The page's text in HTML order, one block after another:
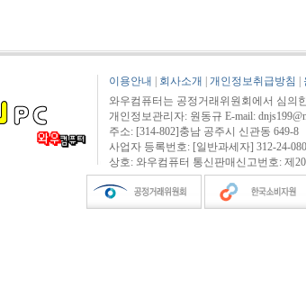
이용안내 회사소개 개인정보취급방침
와우컴퓨터는 공정거래위원회에서 심의
개인정보관리자: 원동규 E-mail:
주소: [314-802]충남 공주시 신관동 649-8
사업자 등록번호: [일반과세자] 312-24-
상호: 와우컴퓨터 통신판매신고번호: 제